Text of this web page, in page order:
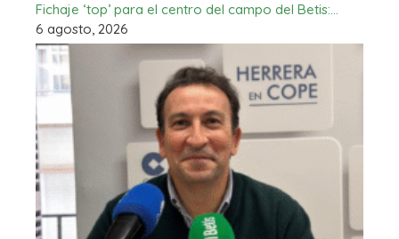
Fichaje ‘top’ para el centro del campo del Betis:…
6 agosto, 2026